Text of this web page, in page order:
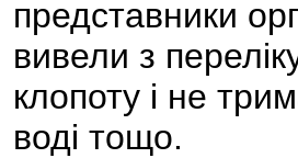
представники
вивели з
клопоту і не
воді тощо.